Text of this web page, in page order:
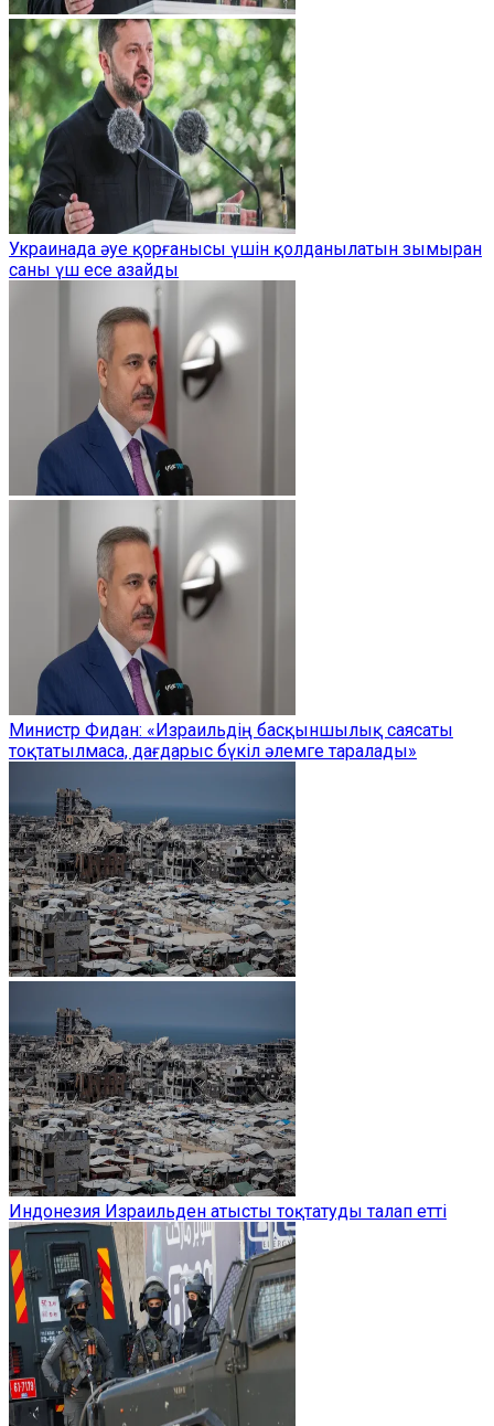
Украинада әуе қорғанысы үшін қолданылатын зымыран
саны үш есе азайды
Министр Фидан: «Израильдің басқыншылық саясаты
тоқтатылмаса, дағдарыс бүкіл әлемге таралады»
Индонезия Израильден атысты тоқтатуды талап етті